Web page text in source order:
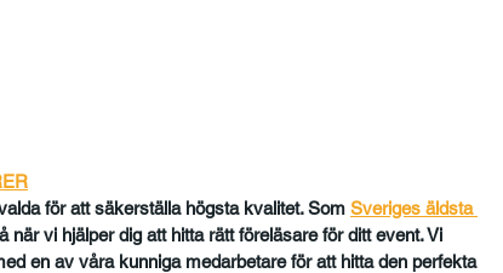
för att säkerställa högsta kvalitet. Som Sveriges äldsta
när vi hjälper dig att hitta rätt föreläsare för ditt event. Vi
en av våra kunniga medarbetare för att hitta den perfekta